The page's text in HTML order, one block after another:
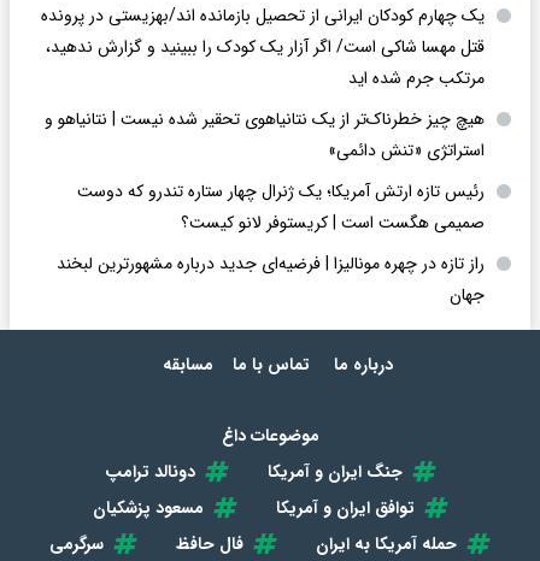
یک چهارم کودکان ایرانی از تحصیل بازمانده اند/بهزیستی در پرونده
قتل مهسا شاکی است/ اگر آزار یک کودک را ببینید و گزارش ندهید،
مرتکب جرم شده اید
هیچ چیز خطرناک‌تر از یک نتانیاهوی تحقیر شده نیست | نتانیاهو و
استراتژی «تنش دائمی»
رئیس تازه ارتش آمریکا؛ یک ژنرال چهار ستاره تندرو که دوست
صمیمی هگست است | کریستوفر لانو کیست؟
راز تازه در چهره مونالیزا | فرضیه‌ای جدید درباره مشهورترین لبخند
جهان
درباره ما تماس با ما مسابقه
موضوعات داغ
جنگ ایران و آمریکا
دونالد ترامپ
توافق ایران و آمریکا
مسعود پزشکیان
حمله آمریکا به ایران
فال حافظ سرگرمی